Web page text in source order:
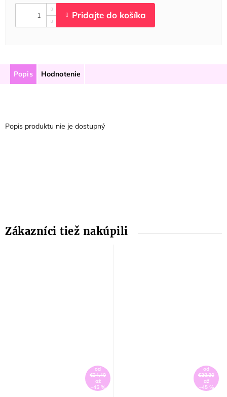
Popis Hodnotenie
Popis produktu nie je dostupný
od
€34,40
až
–45 %
od
€28,80
až
–45 %